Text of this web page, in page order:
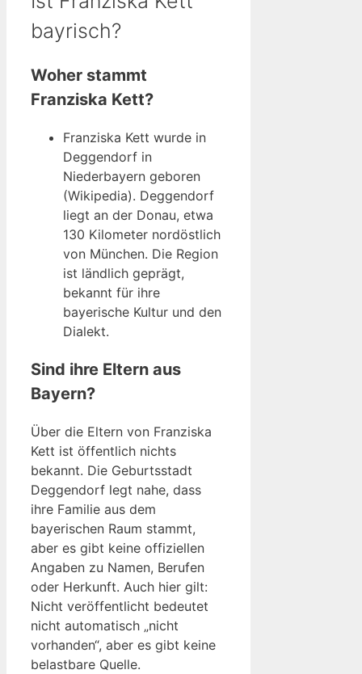
bayrisch?
Woher stammt
Franziska Kett?
Franziska Kett wurde in
Deggendorf in
Niederbayern geboren
(Wikipedia). Deggendorf
liegt an der Donau, etwa
130 Kilometer nordöstlich
von München. Die Region
ist ländlich geprägt,
bekannt für ihre
bayerische Kultur und den
Dialekt.
Sind ihre Eltern aus
Bayern?
Über die Eltern von Franziska
Kett ist öffentlich nichts
bekannt. Die Geburtsstadt
Deggendorf legt nahe, dass
ihre Familie aus dem
bayerischen Raum stammt,
aber es gibt keine offiziellen
Angaben zu Namen, Berufen
oder Herkunft. Auch hier gilt:
Nicht veröffentlicht bedeutet
nicht automatisch „nicht
vorhanden“, aber es gibt keine
belastbare Quelle.